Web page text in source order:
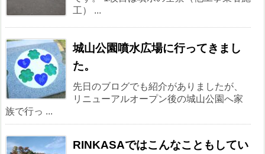
工） ...
城山公園噴水広場に行ってきまし
た。
先日のブログでも紹介がありましたが、
リニューアルオープン後の城山公園へ家
族で行っ ...
RINKASAではこんなこともしてい